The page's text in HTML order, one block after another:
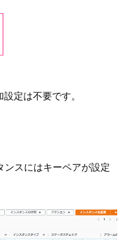
定は不要です。
スにはキーペアが設定